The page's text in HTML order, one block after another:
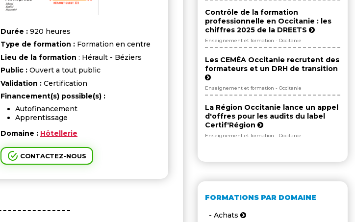
Durée :920 heures
Type de formation :Formation en centre
Lieu de la formation : Hérault - Béziers
Public :Ouvert a tout public
Validation :Certification
Financement(s) possible(s) :
Autofinancement
Apprentissage
Domaine : Hôtellerie
CONTACTEZ-NOUS
Contrôle de la formation
professionnelle en Occitanie : les
chiffres 2025 de la DREETS
Enseignement et formation - Occitanie
Les CEMÉA Occitanie recrutent des
formateurs et un DRH de transition
Enseignement et formation - Occitanie
La Région Occitanie lance un appel
d'offres pour les audits du label
Certif'Région
Enseignement et formation - Occitanie
FORMATIONS PAR DOMAINE
- Achats